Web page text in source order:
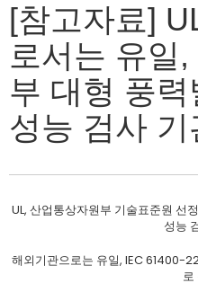
[참고자료]
로서는 유일
부 대형 풍
성능 검사 기
UL, 산업통상자원부 기술표준원 선
성능
해외기관으로는 유일, IEC 61400-
로